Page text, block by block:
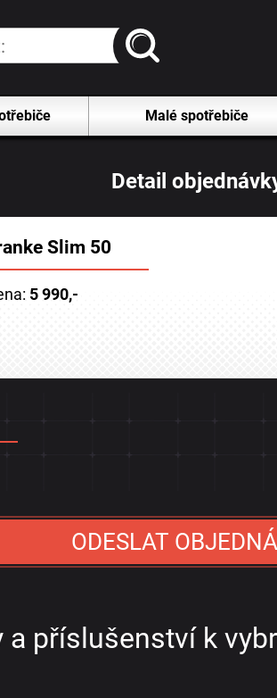
vyhledat
Malé spotřebiče
Detail
Slim 50
5 990,-
ODESLAT
a příslušenství k